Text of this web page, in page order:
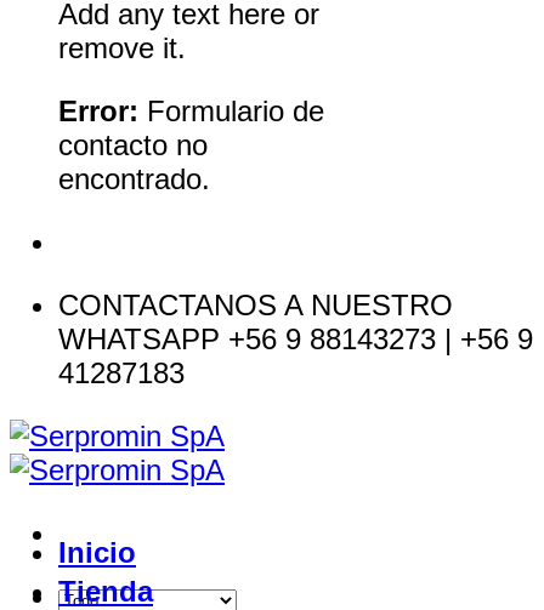
Add any text here or
remove it.
Error: Formulario de
contacto no
encontrado.
CONTACTANOS A NUESTRO
WHATSAPP +56 9 88143273 | +56 9
41287183
Inicio
Tienda